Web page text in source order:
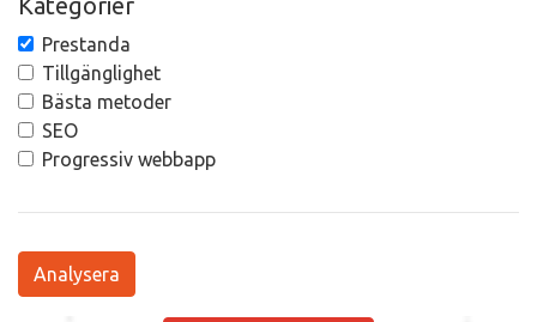
Prestanda
Tillgänglighet
Bästa metoder
SEO
Progressiv webbapp
Analysera